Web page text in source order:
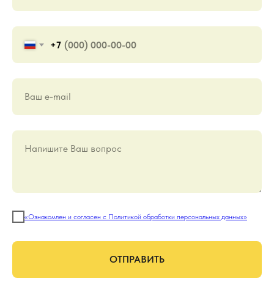
+7
Ваш е-mail
Напишите Ваш вопрос
«Ознакомлен и согласен с Политикой обработки персональных данных»
ОТПРАВИТЬ